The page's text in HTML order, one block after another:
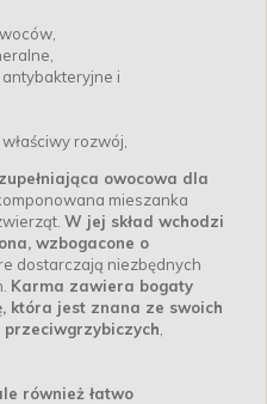
i
rozwój,
owocowa dla
mieszanka
W jej skład wchodzi
wzbogacone o
dostarczają niezbędnych
Karma zawiera bogaty
która jest znana ze swoich
również łatwo